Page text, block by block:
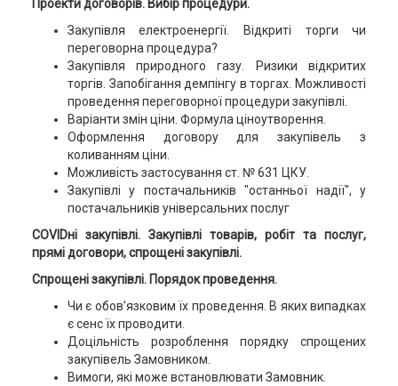
Проекти договорів. Вибір процедури.
Закупівля електроенергії. Відкриті торги чи
переговорна процедура?
Закупівля природного газу. Ризики відкритих
торгів. Запобігання демпінгу в торгах. Можливості
проведення переговорної процедури закупівлі.
Варіанти змін ціни. Формула ціноутворення.
Оформлення договору для закупівель з
коливанням ціни.
Можливість застосування ст. № 631 ЦКУ.
Закупівлі у постачальників "останньої надії", у
постачальників універсальних послуг
COVIDні закупівлі. Закупівлі товарів, робіт та послуг,
прямі договори, спрощені закупівлі.
Спрощені закупівлі. Порядок проведення.
Чи є обов’язковим їх проведення. В яких випадках
є сенс їх проводити.
Доцільність розроблення порядку спрощених
закупівель Замовником.
Вимоги, які може встановлювати Замовник.